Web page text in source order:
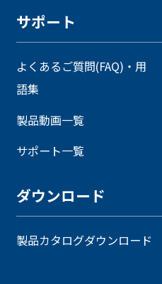
サポート
よくあるご質問(FAQ)・用
語集
製品動画一覧
サポート一覧
ダウンロード
製品カタログダウンロード